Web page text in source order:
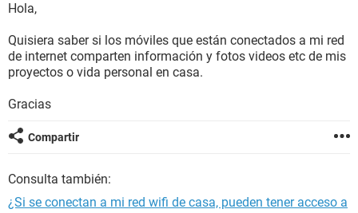
Hola,
Quisiera saber si los móviles que están conectados a mi red
de internet comparten información y fotos videos etc de mis
proyectos o vida personal en casa.
Gracias
Compartir
Consulta también:
¿Si se conectan a mi red wifi de casa, pueden tener acceso a